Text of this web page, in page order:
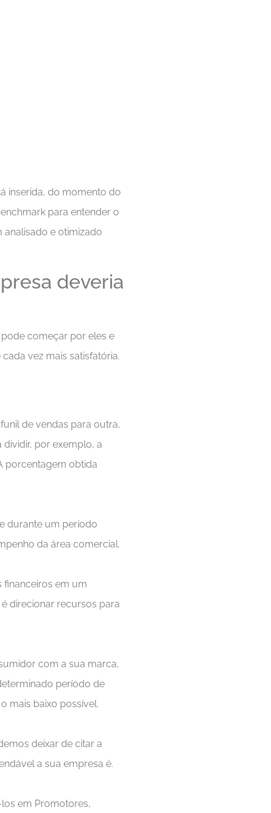
inserida, do momento do
para entender o
analisado e otimizado
deveria
começar por eles e
vez mais satisfatória.
de vendas para outra,
dividir, por exemplo, a
porcentagem obtida
durante um período
da área comercial.
financeiros em um
direcionar recursos para
com a sua marca,
período de
mais baixo possível.
deixar de citar a
a sua empresa é.
em Promotores,